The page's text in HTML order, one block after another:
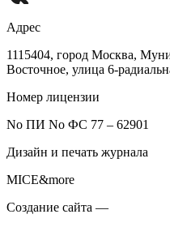
Адрес
1115404, город Москва,
Восточное, улица 6-
Номер лицензии
No ПИ No ФС 77 – 62901
Дизайн и печать журнала
MICE&more
Создание сайта —